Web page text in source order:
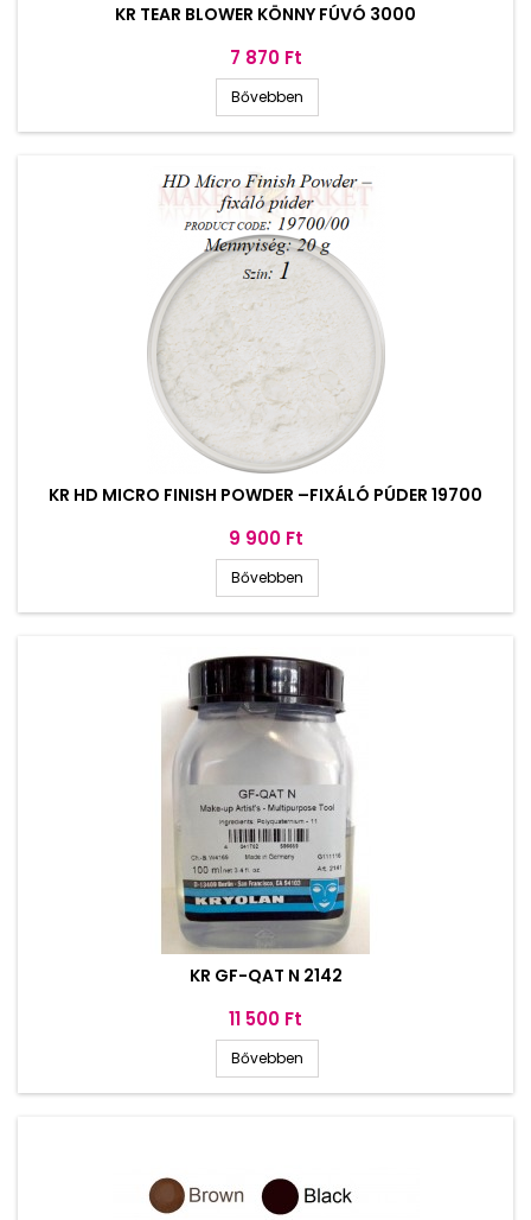
KR TEAR BLOWER KÖNNY FÚVÓ 3000
Ár
7 870 Ft
Bővebben
KR HD MICRO FINISH POWDER –FIXÁLÓ PÚDER 19700
Ár
9 900 Ft
Bővebben
KR GF-QAT N 2142
Ár
11 500 Ft
Bővebben